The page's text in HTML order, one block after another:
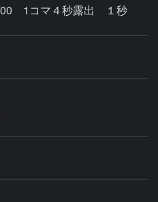
1コマ４秒露出 １秒